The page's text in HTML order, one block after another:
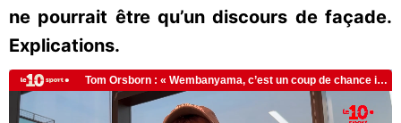
ne pourrait être qu’un discours de façade.
Explications.